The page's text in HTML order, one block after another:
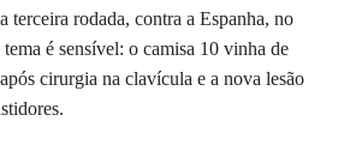
terceira rodada, contra a Espanha, no
é sensível: o camisa 10 vinha de
cirurgia na clavícula e a nova lesão